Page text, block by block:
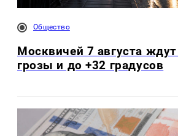
Общество
Москвичей 7 августа
грозы и до +32 градусов